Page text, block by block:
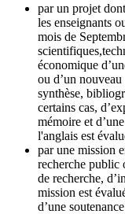
par un projet
les enseignants
mois de
économique
ou d’un
synthèse,
certains cas,
mémoire et
l'anglais est
par une mission
recherche public
de recherche,
mission est
d’une